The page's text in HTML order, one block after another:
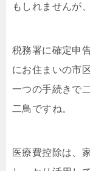
もしれませんが
税務署に確定申
にお住まいの市
一つの手続きで
二鳥ですね。
医療費控除は、